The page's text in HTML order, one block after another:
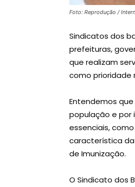
Foto: Reprodução /
Sindicatos dos
prefeituras,
que realizam
como prioridade
Entendemos
população e por
essenciais,
característica da
de Imunização.
O Sindicato dos